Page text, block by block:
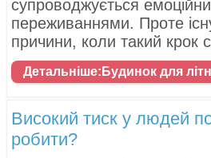
супроводжується
переживаннями. Проте
причини, коли такий крок
Детальніше:Будинок для
Високий тиск у людей
робити?